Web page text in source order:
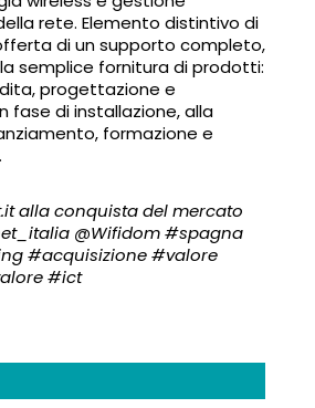
rete. Elemento distintivo di
di un supporto completo,
semplice fornitura di prodotti:
progettazione e
fase di installazione, alla
formazione e
alla conquista del mercato
@Wifidom #spagna
#acquisizione #valore
#ict